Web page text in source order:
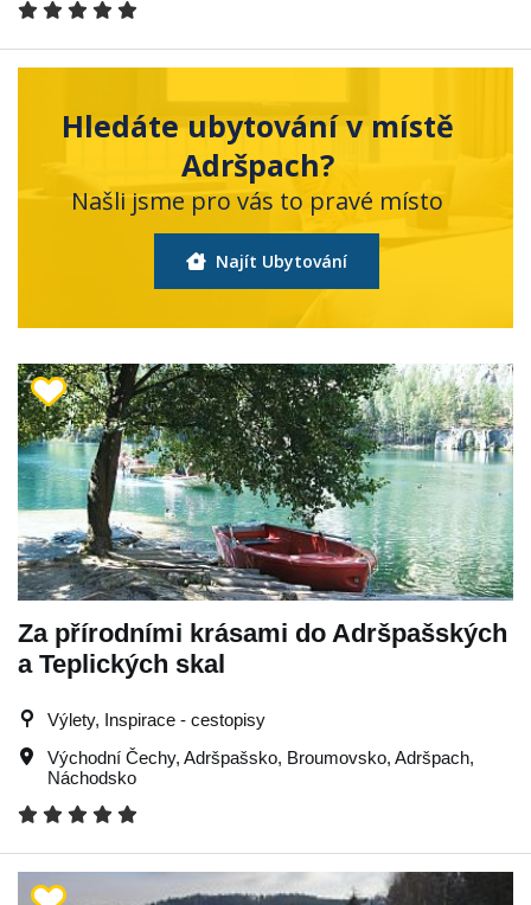
Hledáte ubytování v místě
Adršpach?
Našli jsme pro vás to pravé místo
Najít Ubytování
Za přírodními krásami do Adršpašských
a Teplických skal
Výlety, Inspirace - cestopisy
Východní Čechy, Adršpašsko, Broumovsko, Adršpach,
Náchodsko